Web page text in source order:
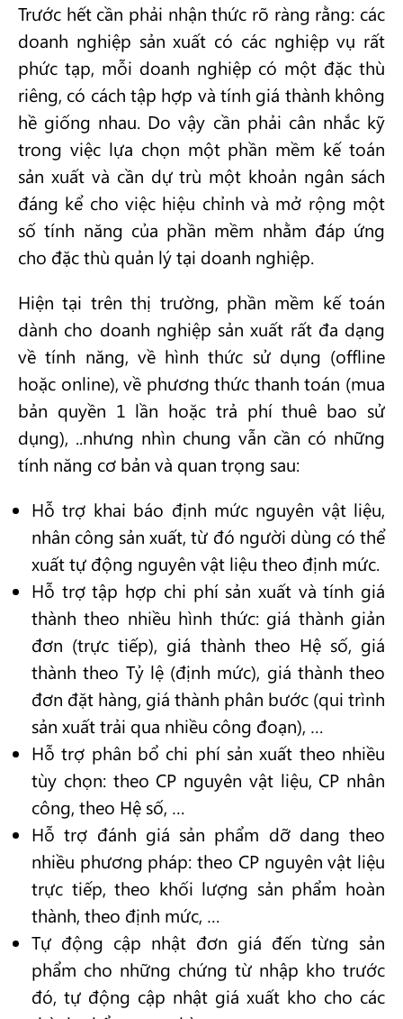
Trước hết cần phải nhận thức rõ ràng rằng: các
doanh nghiệp sản xuất có các nghiệp vụ rất
phức tạp, mỗi doanh nghiệp có một đặc thù
riêng, có cách tập hợp và tính giá thành không
hề giống nhau. Do vậy cần phải cân nhắc kỹ
trong việc lựa chọn một phần mềm kế toán
sản xuất và cần dự trù một khoản ngân sách
đáng kể cho việc hiệu chỉnh và mở rộng một
số tính năng của phần mềm nhằm đáp ứng
cho đặc thù quản lý tại doanh nghiệp.
Hiện tại trên thị trường, phần mềm kế toán
dành cho doanh nghiệp sản xuất rất đa dạng
về tính năng, về hình thức sử dụng (offline
hoặc online), về phương thức thanh toán (mua
bản quyền 1 lần hoặc trả phí thuê bao sử
dụng), ..nhưng nhìn chung vẫn cần có những
tính năng cơ bản và quan trọng sau:
Hỗ trợ khai báo định mức nguyên vật liệu,
nhân công sản xuất, từ đó người dùng có thể
xuất tự động nguyên vật liệu theo định mức.
Hỗ trợ tập hợp chi phí sản xuất và tính giá
thành theo nhiều hình thức: giá thành giản
đơn (trực tiếp), giá thành theo Hệ số, giá
thành theo Tỷ lệ (định mức), giá thành theo
đơn đặt hàng, giá thành phân bước (qui trình
sản xuất trải qua nhiều công đoạn), …
Hỗ trợ phân bổ chi phí sản xuất theo nhiều
tùy chọn: theo CP nguyên vật liệu, CP nhân
công, theo Hệ số, …
Hỗ trợ đánh giá sản phẩm dỡ dang theo
nhiều phương pháp: theo CP nguyên vật liệu
trực tiếp, theo khối lượng sản phẩm hoàn
thành, theo định mức, …
Tự động cập nhật đơn giá đến từng sản
phẩm cho những chứng từ nhập kho trước
đó, tự động cập nhật giá xuất kho cho các